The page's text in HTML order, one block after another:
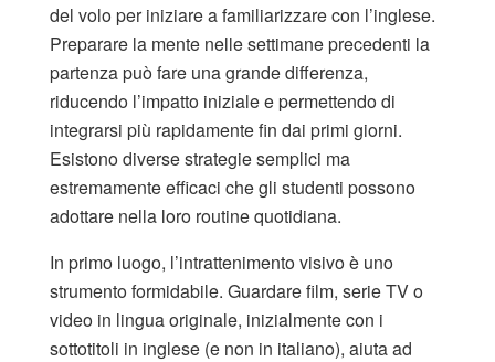
del volo per iniziare a familiarizzare con l’inglese.
Preparare la mente nelle settimane precedenti la
partenza può fare una grande differenza,
riducendo l’impatto iniziale e permettendo di
integrarsi più rapidamente fin dai primi giorni.
Esistono diverse strategie semplici ma
estremamente efficaci che gli studenti possono
adottare nella loro routine quotidiana.
In primo luogo, l’intrattenimento visivo è uno
strumento formidabile. Guardare film, serie TV o
video in lingua originale, inizialmente con i
sottotitoli in inglese (e non in italiano), aiuta ad